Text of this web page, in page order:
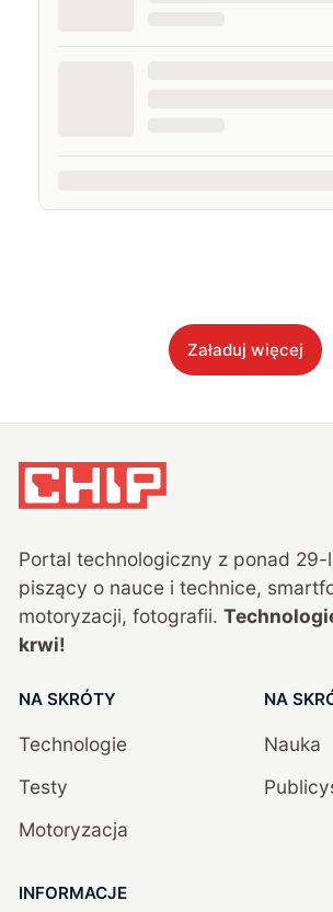
Załaduj więcej
Portal technologiczny z ponad 29-
piszący o nauce i technice,
motoryzacji, fotografii.
krwi!
NA SKRÓTY
Technologie
Testy
Motoryzacja
NA
Nauka
INFORMACJE